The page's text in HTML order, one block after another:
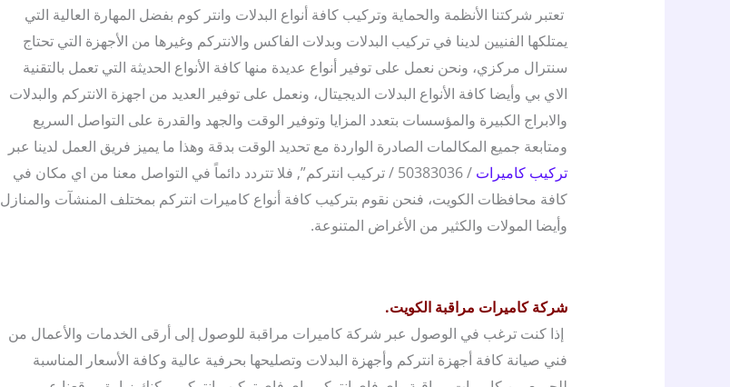
تعتبر شركتنا الأنظمة والحماية وتركيب كافة أنواع البدلات وانتر كوم بفضل المهارة العالية التي
يمتلكها الفنيين لدينا في تركيب البدلات وبدلات الفاكس والانتركم وغيرها من الأجهزة التي تحتاج
سنترال مركزي، ونحن نعمل على توفير أنواع عديدة منها كافة الأنواع الحديثة التي تعمل بالتقنية
الاي بي وأيضا كافة الأنواع البدلات الديجيتال، ونعمل على توفير العديد من اجهزة الانتركم والبدلات
والابراج الكبيرة والمؤسسات بتعدد المزايا وتوفير الوقت والجهد والقدرة على التواصل السريع
ومتابعة جميع المكالمات الصادرة الواردة مع تحديد الوقت بدقة وهذا ما يميز فريق العمل لدينا عبر
تركيب كاميرات
/ 50383036 / تركيب انتركم”, فلا تتردد دائماً في التواصل معنا من اي مكان في
كافة محافظات الكويت، فنحن نقوم بتركيب كافة أنواع كاميرات انتركم بمختلف المنشآت والمنازل
وأيضا المولات والكثير من الأغراض المتنوعة.
شركة كاميرات مراقبة الكويت.
إذا كنت ترغب في الوصول عبر شركة كاميرات مراقبة للوصول إلى أرقى الخدمات والأعمال من
فني صيانة كافة أجهزة انتركم وأجهزة البدلات وتصليحها بحرفية عالية وكافة الأسعار المناسبة